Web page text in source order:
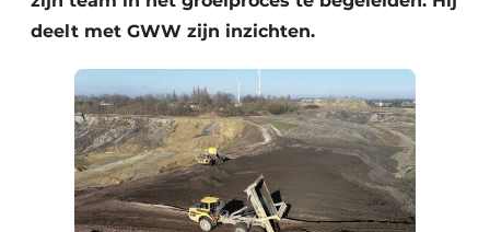
deelt met GWW zijn inzichten.